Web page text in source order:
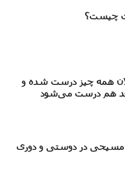
چیست؟
الان همه چیز درست شده و
بعد هم درست می‌شود
مسیحی در دوستی و دوری